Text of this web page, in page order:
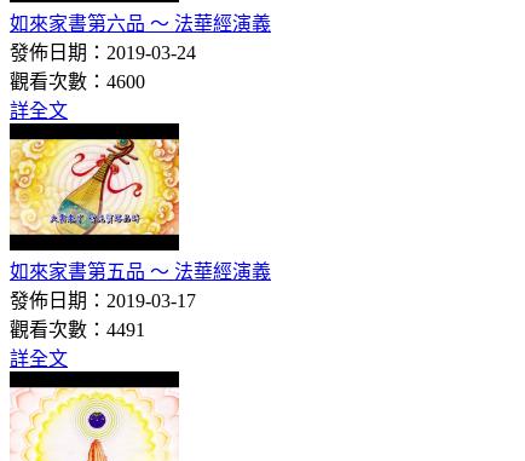
如來家書第六品 ～ 法華經演義
發佈日期：2019-03-24
觀看次數：4600
詳全文
如來家書第五品 ～ 法華經演義
發佈日期：2019-03-17
觀看次數：4491
詳全文